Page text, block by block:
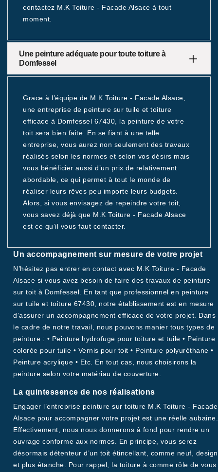
contactez M.K Toiture - Facade Alsace à tout
moment.
Une peinture adéquate pour toute toiture à
Domfessel
Grace à l’équipe de M.K Toiture - Facade Alsace,
une entreprise de peinture sur tuile et toiture
efficace à Domfessel 67430, la peinture de votre
toit sera bien faite. En se fiant à une telle
entreprise, vous aurez non seulement des travaux
réalisés selon les normes et selon vos désirs mais
vous bénéficier aussi d’un prix de relativement
abordable, ce qui permet à tout le monde de
réaliser leurs rêves peu importe leurs budgets.
Alors, si vous envisagez de repeindre votre toit,
vous savez déjà que M.K Toiture - Facade Alsace
est ce qu’il vous faut contacter.
Un accompagnement sur mesure de votre projet
N’hésitez pas entrer en contact avec M.K Toiture - Facade
Alsace si vous avez besoin de faire des travaux de peinture
sur toit à Domfessel. En tant que professionnel en peinture
sur tuile et toiture 67430, notre établissement est en mesure
d’assurer un accompagnement efficace de votre projet. Dans
le cadre de notre travail, nous pouvons manier tous types de
peinture : • Peinture hydrofuge pour toiture et tuile • Peinture
colorée pour tuile • Vernis pour toit • Peinture polyuréthane •
Peinture acrylique • Etc. En tout cas, nous choisirons la
peinture selon votre matériau de couverture.
La quintessence de nos réalisations
Engager l’entreprise peinture sur toiture M.K Toiture - Facade
Alsace pour accompagner votre projet est une réelle aubaine.
Effectivement, nous nous donnerons à fond pour rendre un
ouvrage conforme aux normes. En principe, vous serez
désormais détenteur d’un toit étincellant, comme neuf, design
et plus étanche. Pour rappel, la toiture à comme rôle de vous